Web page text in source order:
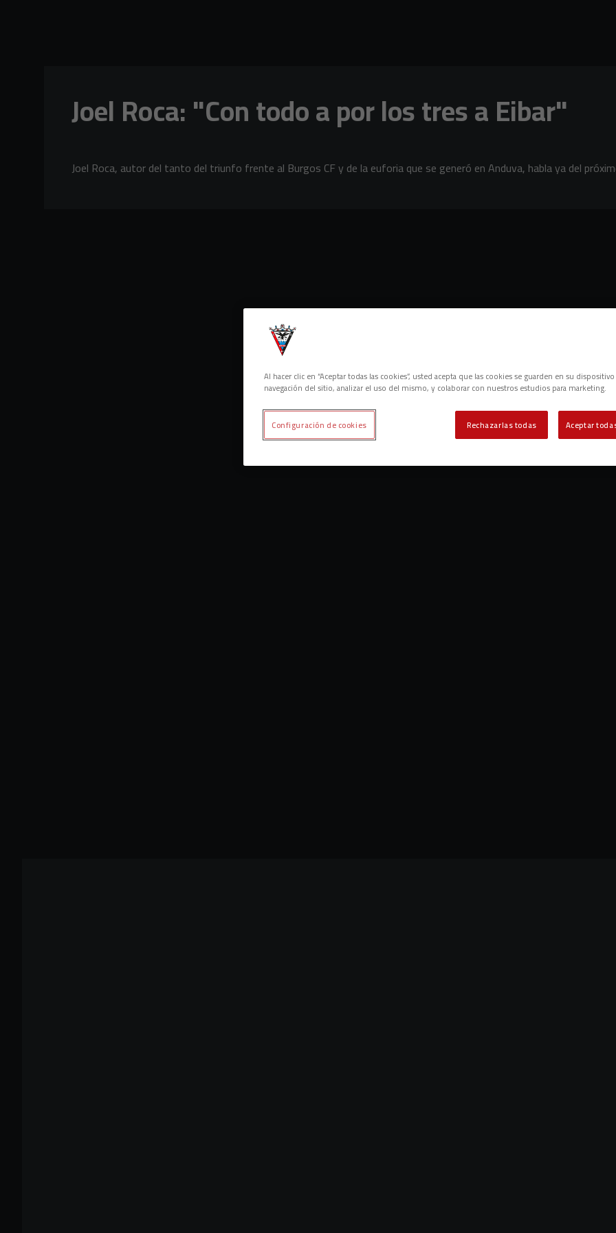
Joel Roca: "Con todo a por los tres a Eibar"
Joel Roca, autor del tanto del triunfo frente al Burgos CF y de la euforia que se generó en Anduva, habla ya del
Al hacer clic en “Aceptar todas las cookies”, usted acepta que las cookies se guarden en su
navegación del sitio, analizar el uso del mismo, y colaborar con nuestros estudios para marketing.
Rechazarlas todas Aceptar
Configuración de cookies